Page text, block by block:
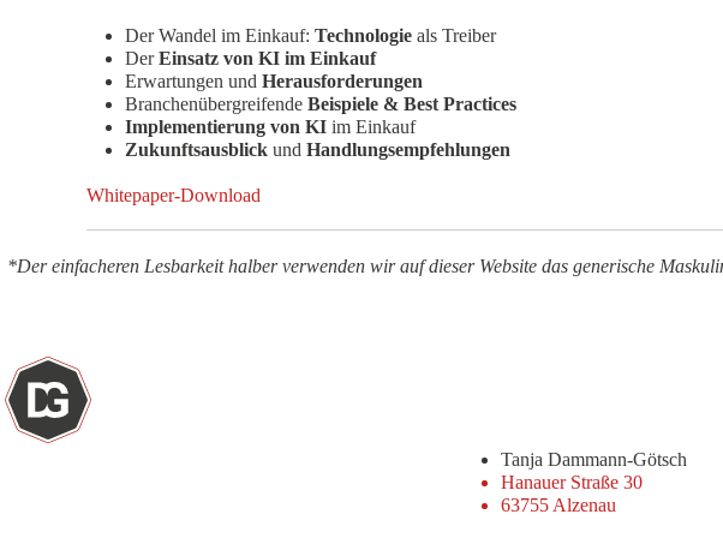
Der Wandel im Einkauf: Technologie als Treiber
DerEinsatz von KI im Einkauf
Erwartungen und Herausforderungen
Branchenübergreifende Beispiele & Best Practices
Implementierung von KI im Einkauf
Zukunftsausblick und Handlungsempfehlungen
Whitepaper-Download
*Der einfacheren Lesbarkeit halber verwenden wir auf dieser Website das generische
Tanja Dammann-Götsch
Hanauer Straße 30
63755 Alzenau